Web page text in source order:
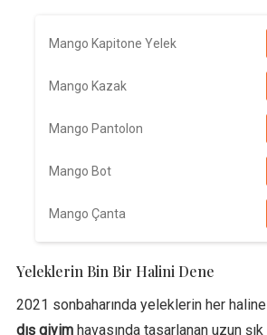
Mango Kapitone Yelek
Mango Kazak
Mango Pantolon
Mango Bot
Mango Çanta
Yeleklerin Bin Bir Halini Dene
2021 sonbaharında yeleklerin her
dış giyimhavasında tasarlanan uzun